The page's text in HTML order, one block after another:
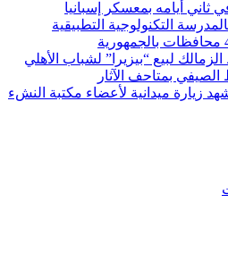
ثاني أيامه بمعسكر إسبانيا
التكنولوجية التطبيقية
لبيع “بيزيرا” لشباب الأهلي
الصيفي بمتاحف الآثار
زيارة ميدانية لأعضاء مكتبة النشء